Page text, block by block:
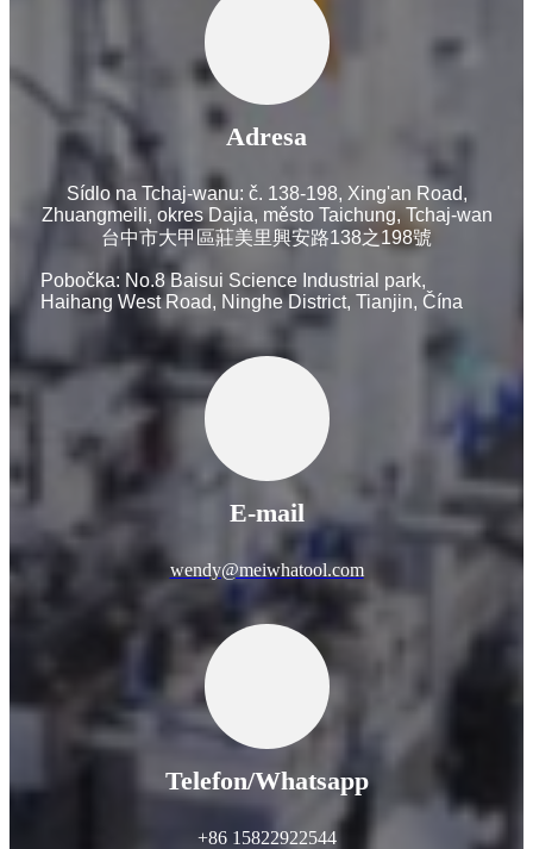
Adresa
Sídlo na Tchaj-wanu: č. 138-198, Xing'an Road,
Zhuangmeili, okres Dajia, město Taichung, Tchaj-wan
台中市大甲區莊美里興安路138之198號
Pobočka: No.8 Baisui Science Industrial park,
Haihang West Road, Ninghe District, Tianjin, Čína
E-mail
wendy@meiwhatool.com
Telefon/Whatsapp
+86 15822922544